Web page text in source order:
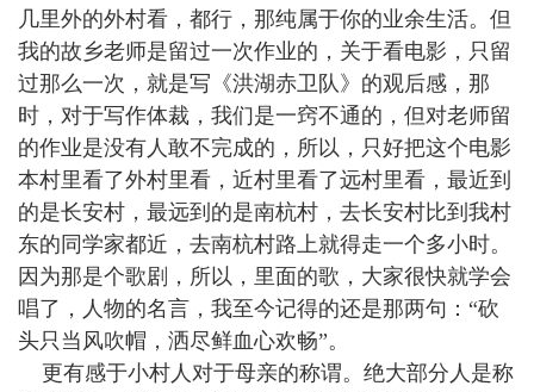
几里外的外村看，都行，那纯属于你的业余生活。但
我的故乡老师是留过一次作业的，关于看电影，只留
过那么一次，就是写《洪湖赤卫队》的观后感，那
时，对于写作体裁，我们是一窍不通的，但对老师留
的作业是没有人敢不完成的，所以，只好把这个电影
本村里看了外村里看，近村里看了远村里看，最近到
的是长安村，最远到的是南杭村，去长安村比到我村
东的同学家都近，去南杭村路上就得走一个多小时。
因为那是个歌剧，所以，里面的歌，大家很快就学会
唱了，人物的名言，我至今记得的还是那两句：“砍
头只当风吹帽，洒尽鲜血心欢畅”。
更有感于小村人对于母亲的称谓。绝大部分人是称